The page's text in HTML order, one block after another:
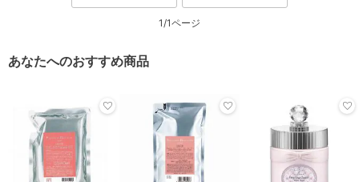
1/1ページ
あなたへのおすすめ商品